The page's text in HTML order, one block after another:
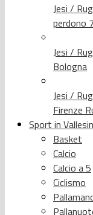
Jesi /
perdono
Jesi /
Bologna
Jesi /
Firenze
Sport in
Basket
Calcio
Calcio a 5
Ciclismo